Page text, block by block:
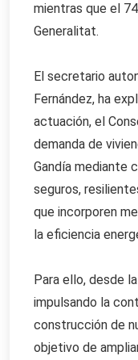
mientras que el
Generalitat.
El secretario
Fernández, ha
actuación, el
demanda de
Gandía mediante
seguros,
que incorporen
la eficiencia
Para ello, desde
impulsando la
construcción de
objetivo de